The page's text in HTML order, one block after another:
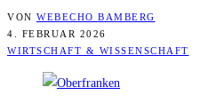
VON WEBECHO BAMBERG
4. FEBRUAR 2026
WIRTSCHAFT & WISSENSCHAFT